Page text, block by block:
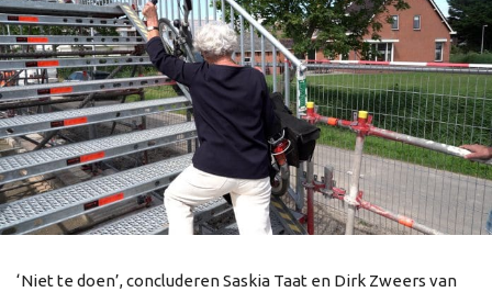
‘Niet te doen’, concluderen Saskia Taat en Dirk Zweers van